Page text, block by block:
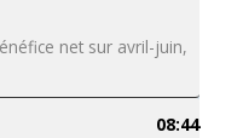
net sur avril-juin,
08:44